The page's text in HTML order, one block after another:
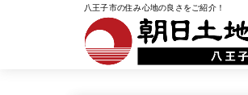
八王子市の住み心地の良さをご紹介！